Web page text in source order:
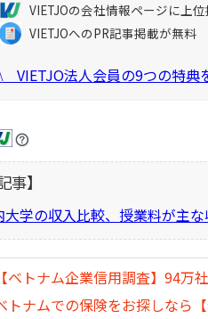
VIETJOの会社情報ページに上
VIETJOへのPR記事掲載が無料
VIETJO法人会員の9つの特典
事】
大学の収入比較、授業料が主
【ベトナム企業信用調査】94
トナムでの保険をお探しなら